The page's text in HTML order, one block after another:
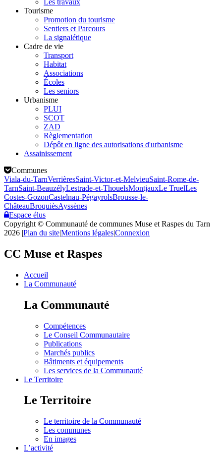
Tourisme
Promotion du tourisme
Sentiers et Parcours
La signalétique
Cadre de vie
Transport
Habitat
Associations
Écoles
Les seniors
Urbanisme
PLUI
SCOT
ZAD
Règlementation
Dépôt en ligne des autorisations d'urbanisme
Assainissement
Communes
Viala-du-TarnVerrièresSaint-Victor-et-MelvieuSaint-Rome-de-
TarnSaint-BeauzélyLestrade-et-ThouelsMontjauxLe TruelLes
Costes-GozonCastelnau-PégayrolsBrousse-le-
ChâteauBroquièsAyssènes
Espace élus
Copyright © Communauté de communes Muse et Raspes du Tarn
2026 |Plan du site|Mentions légales|Connexion
CC Muse et Raspes
Accueil
La Communauté
La Communauté
Compétences
Le Conseil Communautaire
Publications
Marchés publics
Bâtiments et équipements
Les services de la Communauté
Le Territoire
Le Territoire
Le territoire de la Communauté
Les communes
En images
L’activité